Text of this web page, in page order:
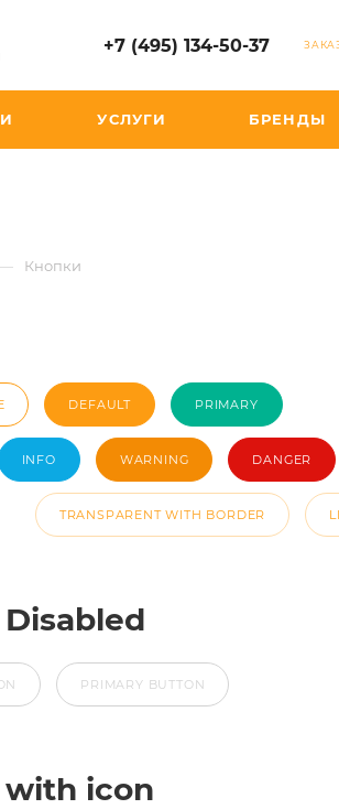
+7 (495) 134-50-37
УСЛУГИ БРЕНДЫ
Кнопки
DEFAULT PRIMARY
INFO WARNING DANGER
TRANSPARENT WITH BORDER
PRIMARY BUTTON
icon